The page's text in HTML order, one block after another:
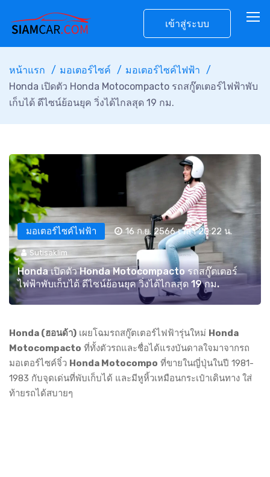
เข้าสู่ระบบ
หน้าแรก มอเตอร์ไซค์
มอเตอร์ไซค์ไฟฟ้า
Honda เปิดตัว Honda Motocompacto รถสกู๊ตเตอร์ไฟฟ้าพับ
เก็บได้ ดีไซน์ย้อนยุค วิ่งได้ไกลสุด 19 กม.
มอเตอร์ไซค์ไฟฟ้า 16 ก.ย. 2566 เวลา 20:22 น.
Sutisaklim
Honda เปิดตัว Honda Motocompacto รถสกู๊ตเตอร์
ไฟฟ้าพับเก็บได้ ดีไซน์ย้อนยุค วิ่งได้ไกลสุด 19 กม.
Honda (ฮอนด้า) เผยโฉมรถสกู๊ตเตอร์ไฟฟ้ารุ่นใหม่ Honda
Motocompacto ที่ทั้งตัวรถและชื่อได้แรงบันดาลใจมาจากรถ
มอเตอร์ไซค์จิ๋ว Honda Motocompo ที่ขายในญี่ปุ่นในปี 1981-
1983 กับจุดเด่นที่พับเก็บได้ และมีหูหิ้วเหมือนกระเป๋าเดินทาง ใส่
ท้ายรถได้สบายๆ